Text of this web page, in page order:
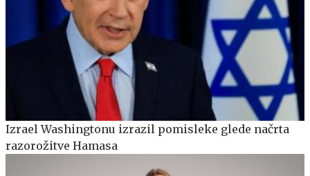
Izrael Washingtonu izrazil pomisleke glede načrta
razorožitve Hamasa